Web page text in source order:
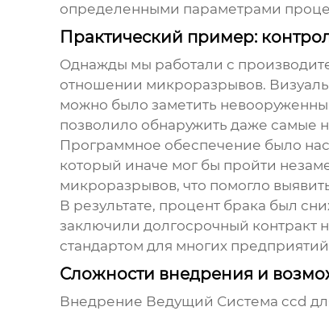
определенными параметрами
Практический пример:
Однажды мы работали с
отношении микроразрывов.
можно было заметить
позволило обнаружить даже самые
Программное обеспечение было
который иначе мог бы пройти
микроразрывов, что помогло
В результате, процент брака был
заключили долгосрочный контракт
стандартом для многих
Сложности внедрения и
Внедрение Ведущий Система ccd